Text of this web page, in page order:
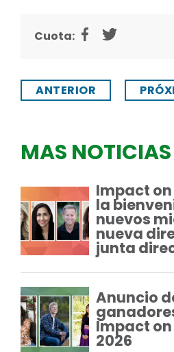
Cuota:
ANTERIOR
MAS NOTICIAS
Impact
la
nuevos
nueva
junta
Anuncio
Impact
2026